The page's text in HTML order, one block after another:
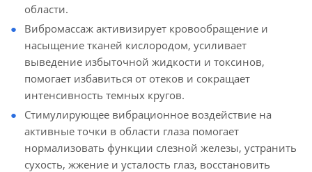
области.
Вибромассаж активизирует кровообращение и
насыщение тканей кислородом, усиливает
выведение избыточной жидкости и токсинов,
помогает избавиться от отеков и сокращает
интенсивность темных кругов.
Стимулирующее вибрационное воздействие на
активные точки в области глаза помогает
нормализовать функции слезной железы, устранить
сухость, жжение и усталость глаз, восстановить